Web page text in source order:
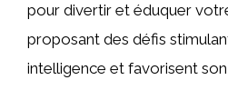
pour divertir et éduquer
proposant des défis
intelligence et favorisent